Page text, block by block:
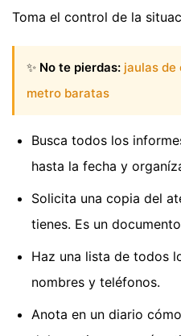
Toma el control de la
✨ No te pierdas: jaulas de
metro baratas
Busca todos los
hasta la fecha y
Solicita una copia del
tienes. Es un
Haz una lista de todos
nombres y teléfonos.
Anota en un diario